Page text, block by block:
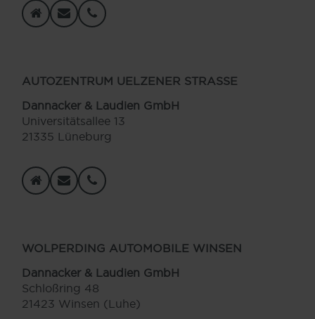
AUTOZENTRUM UELZENER STRASSE
Dannacker & Laudien GmbH
Universitätsallee 13
21335 Lüneburg
WOLPERDING AUTOMOBILE WINSEN
Dannacker & Laudien GmbH
Schloßring 48
21423 Winsen (Luhe)